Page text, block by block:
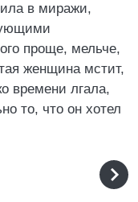
в миражи,
проще, мельче,
женщина мстит,
времени лгала,
то, что он хотел